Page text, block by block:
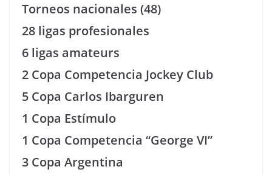
Torneos nacionales (48)
28 ligas profesionales
6 ligas amateurs
2 Copa Competencia Jockey Club
5 Copa Carlos Ibarguren
1 Copa Estímulo
1 Copa Competencia “George VI”
3 Copa Argentina